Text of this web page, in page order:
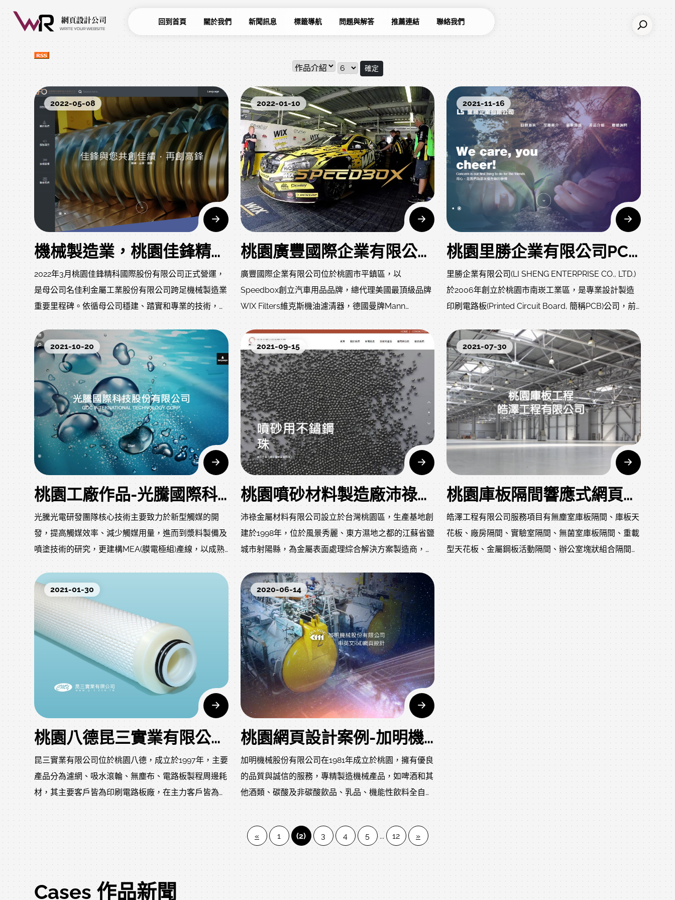
回到首頁 關於我們 新聞訊息 標籤導航 問題與解答 推薦連結 聯絡我們
確定
2022-05-08
機械製造業，桃園佳鋒精科國際股份有限公司網站正式上線
2022年3月桃園佳鋒精科國際股份有限公司正式營運，
是母公司名佳利金屬工業股份有限公司跨足機械製造業
重要里程碑。依循母公司穩建、踏實和專業的技術，與
客戶之間建立起專業信賴的口碑。
2022-01-10
桃園廣豐國際企業有限公司中文響應式網站架設完成
廣豐國際企業有限公司位於桃園市平鎮區，以
Speedbox創立汽車用品品牌，總代理美國最頂級品牌
WIX Filters維克斯機油濾清器，德國曼牌Mann
Frecious Plus空氣濾清器，是市面上車用機油濾清器
與空氣濾清器市佔率極高的品牌。
2021-11-16
桃園里勝企業有限公司PCB網站設計作品
里勝企業有限公司(LI SHENG ENTERPRISE CO., LTD.)
於2006年創立於桃園市南崁工業區，是專業設計製造
印刷電路板(Printed Circuit Board, 簡稱PCB)公司，前
身為岱勝企業社-傳統線路及文字印刷加工廠(1990年成
立)。在世代環境變動下，為強化經營體系，不斷增設
精密設備與技術創新來提升品質及能力，並通過
ISO9001:2008認證成為合格優良廠商。
2021-10-20
桃園工廠作品-光騰國際科技股份有限公司網站設計
光騰光電研發團隊核心技術主要致力於新型觸媒的開
發，提高觸媒效率、減少觸媒用量，進而到漿料製備及
噴塗技術的研究，更建構MEA(膜電極組)產線，以成熟
量產技術提供燃料電池、水電解器及均一化再生型燃料
電池使用，最終到電池堆的完裝，所有技術均有完善專
利佈局，建構妥善的競爭實力。
2021-09-15
桃園噴砂材料製造廠沛祿金屬材料有限公司響應式網站設計案例介紹
沛祿金屬材料有限公司設立於台灣桃園區，生產基地創
建於1998年，位於風景秀麗、東方濕地之都的江蘇省鹽
城市射陽縣，為金屬表面處理綜合解決方案製造商，專
注於生產高品質噴砂投射材、強化用鋼絲切丸、不鏽鋼
切絲丸、鋅合金與銅合金等金屬材質投射材。
產品廣泛應用於航空航太、汽機車、工程機械、醫療器
械、軌道交通、船舶、化工機械、閥門、機械基礎零部
件生產製造等行業。
同時也為德日系噴砂材料品牌提供代工服務，品質優秀
並獲得國際標準認證。
在台灣主要客戶群分佈台中、高雄等金屬加工重鎮。
2021-07-30
桃園庫板隔間響應式網頁設計-皓澤工程有限公司
皓澤工程有限公司服務項目有無塵室庫板隔間、庫板天
花板、廠房隔間、實驗室隔間、無菌室庫板隔間、重載
型天花板、金屬鋼板活動隔間、辦公室塊狀組合隔間，
庫板隔間以鋼製板合成填充製成隔間採用吊頂系統具有
重量輕特性，在地震發生時庫板隔間柔性的結構體也能
適當的吸收震波，減輕地震造成的傷害，適用於室內天
花板及隔間板的裝修工程，更是新世紀的優質環保建
材。施工容易，模組化設計並擁有可再利用的優勢，庫
板可以跟木材和合板一樣，以鋸子或裁剪機切斷，節省
施工所花的時間。
2021-01-30
桃園八德昆三實業有限公司網頁設計介紹，網頁製作案採用響應式佈景搭配手機UI建置
昆三實業有限公司位於桃園八德，成立於1997年，主要
產品分為濾網、吸水滾輪、無塵布、電路板製程周邊耗
材，其主要客戶皆為印刷電路板廠，在主力客戶皆為
PCB廠情況下，進而投入過濾設備及耗材的領域，但當
時市場中充斥許多劣質濾心，所以在濾芯品質提升為前
提下，於1999年引進美商CMY FILTER之工業濾芯，以
提供高品質之濾心耗材。
2020-06-14
桃園網頁設計案例-加明機械股份有限公司網站設計作品
加明機械股份有限公司在1981年成立於桃園，擁有優良
的品質與誠信的服務，專精製造機械產品，如啤酒和其
他酒類、碳酸及非碳酸飲品、乳品、機能性飲料全自動
化生產線，具有整廠規劃與設計能力、機械設備製造並
現場施工安裝技術，頗受國內業界及國際知名食品飲料
公司肯定。
« 1 (2) 3 4 5 ... 12 »
Cases 作品新聞